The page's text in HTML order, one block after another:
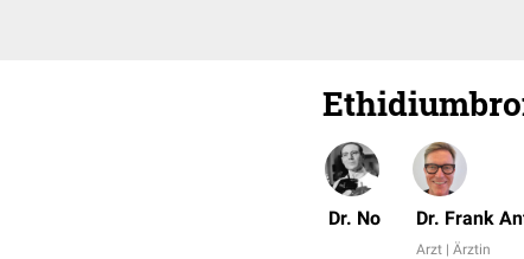
Dr. No Dr. Frank
Arzt | Ärztin